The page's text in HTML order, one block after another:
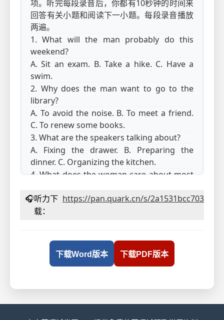
项。听完每段录音后，你都有10秒钟的时间来
回答有关小题和阅读下一小题。每段录音播放
两遍。
1. What will the man probably do this
weekend?
A. Sit an exam. B. Take a hike. C. Have a
swim.
2. Why does the man want to go to the
library?
A. To avoid the noise. B. To meet a friend.
C. To renew some books.
3. What are the speakers talking about?
A. Fixing the drawer. B. Preparing the
dinner. C. Organizing the kitchen.
4. What does the woman care about most
A. Departure time. B. Ticket price. C. In-
flight service.
product. C. Collecting sales data.
第二节(共15小题;每小题1.5分，满分22.5分)
🎧听力下
载：
https://pan.quark.cn/s/2a1531bcc703
下载Word版本 下载PDF版本